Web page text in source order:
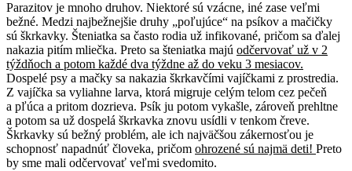
Parazitov je mnoho druhov. Niektoré sú vzácne, iné zase veľmi
bežné. Medzi najbežnejšie druhy „poľujúce“ na psíkov a mačičky
sú škrkavky. Šteniatka sa často rodia už infikované, pričom sa ďalej
nakazia pitím mliečka. Preto sa šteniatka majú odčervovať už v 2
týždňoch a potom každé dva týždne až do veku 3 mesiacov.
Dospelé psy a mačky sa nakazia škrkavčími vajíčkami z prostredia.
Z vajíčka sa vyliahne larva, ktorá migruje celým telom cez pečeň
a pľúca a pritom dozrieva. Psík ju potom vykašle, zároveň prehltne
a potom sa už dospelá škrkavka znovu usídli v tenkom čreve.
Škrkavky sú bežný problém, ale ich najväčšou zákernosťou je
schopnosť napadnúť človeka, pričom ohrozené sú najmä deti! Preto
by sme mali odčervovať veľmi svedomito.